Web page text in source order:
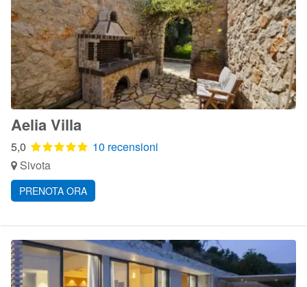
Aelia Villa
5,0
10 recensioni
Sivota
PRENOTA ORA